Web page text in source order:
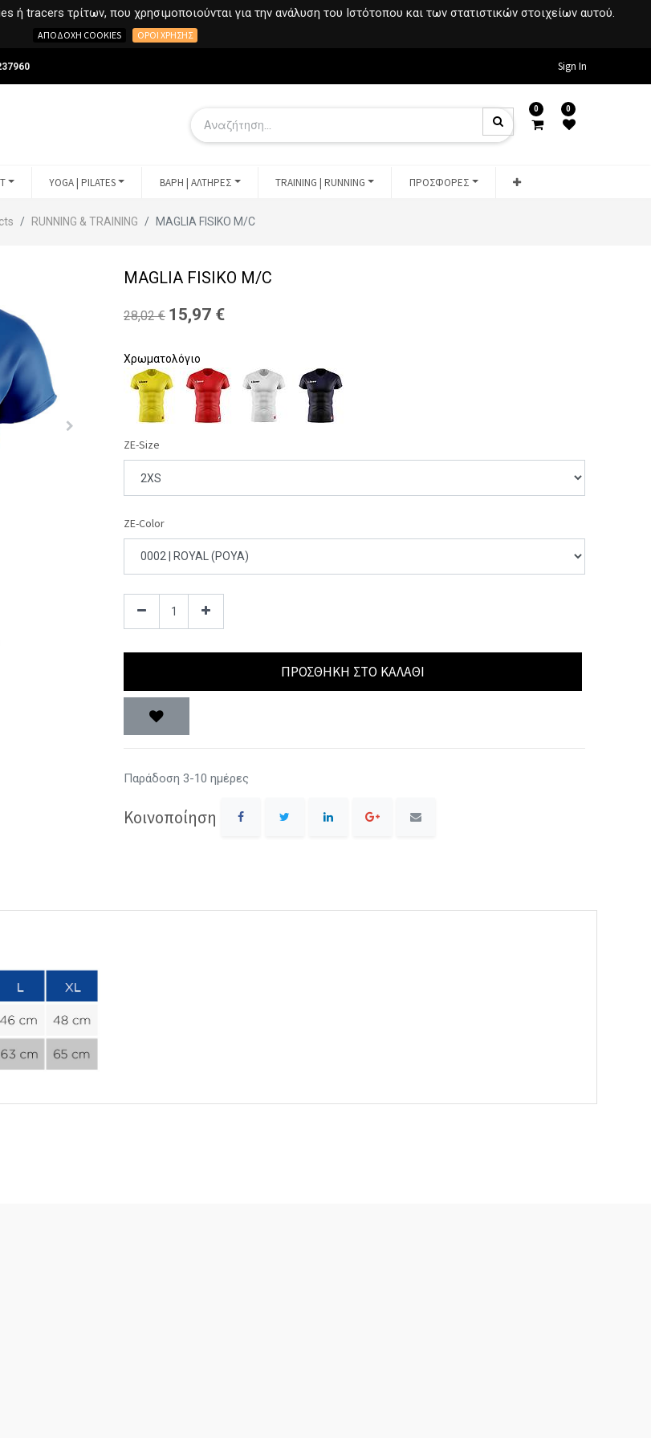
ή tracers τρίτων, που χρησιμοποιούνται για την ανάλυση του Ιστότοπου και των στατιστικών στοιχείων αυτού.
ΑΠΟΔΟΧΉ COOKIES ΌΡΟΙ ΧΡΉΣΗΣ
Sign In
0 0
YOGA | PILATES ΒΑΡΗ | ΑΛΤΗΡΕΣ TRAINING | RUNNING ΠΡΟΣΦΟΡΕΣ
RUNNING & TRAINING MAGLIA FISIKO M/C
MAGLIA FISIKO M/C
28,02€ 15,97 €
Χρωματολόγιο
ZE-Size
ZE-Color
ΠΡΟΣΘΉΚΗ ΣΤΟ ΚΑΛΆΘΙ
Παράδοση 3-10 ημέρες
Κοινοποίηση